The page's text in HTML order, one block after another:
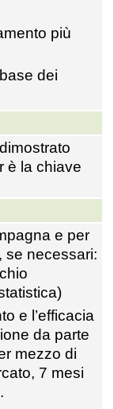
più
dei
è la chiave
e per
se necessari:
e l’efficacia
da parte
mezzo di
7 mesi